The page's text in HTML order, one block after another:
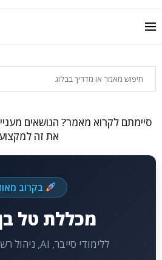
סיימתם לקרוא מאמר? הנושאים
את זה
בקרוב
מכללת טל
ללימודי סייבר, AI, ניהול רשתות ותקשורת